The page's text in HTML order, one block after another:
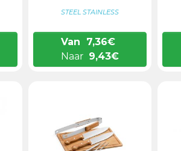
STEEL STAINLESS
Van 7,36€
Naar 9,43€